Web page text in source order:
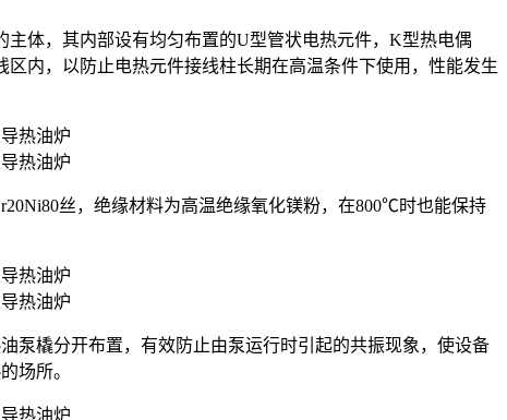
体，其内部设有均匀布置的U型管状电热元件，K型热电偶
内，以防止电热元件接线柱长期在高温条件下使用，性能发生
丝，绝缘材料为高温绝缘氧化镁粉，在800℃时也能保持
泵橇分开布置，有效防止由泵运行时引起的共振现象，使设备
场所。